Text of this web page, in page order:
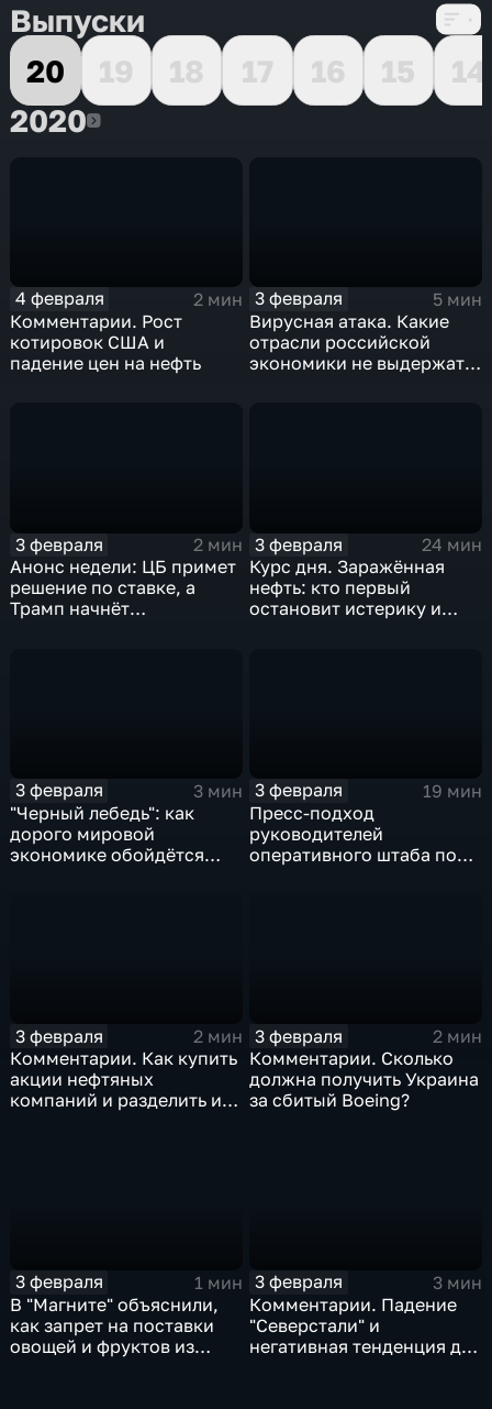
Выпуски
20
19 18 17 16 15
14
20202020
4 февраля
2 мин
Комментарии. Рост
котировок США и
падение цен на нефть
3 февраля
5 мин
Вирусная атака. Какие
отрасли российской
экономики не выдержат
3 февраля
2 мин
Анонс недели: ЦБ примет
решение по ставке, а
Трамп начнёт
3 февраля
24 мин
Курс дня. Заражённая
нефть: кто первый
остановит истерику и
3 февраля
3 мин
"Черный лебедь": как
дорого мировой
экономике обойдётся
3 февраля
19 мин
Пресс-подход
руководителей
оперативного штаба по
3 февраля
2 мин
Комментарии. Как купить
акции нефтяных
компаний и разделить их
3 февраля
2 мин
Комментарии. Сколько
должна получить Украина
за сбитый Boeing?
3 февраля
1 мин
В "Магните" объяснили,
как запрет на поставки
овощей и фруктов из
3 февраля
3 мин
Комментарии. Падение
"Северстали" и
негативная тенденция для